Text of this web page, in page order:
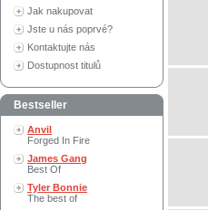
Jak nakupovat
Jste u nás poprvé?
Kontaktujte nás
Dostupnost titulů
Bestseller
Anvil
Forged In Fire
James Gang
Best Of
Tyler Bonnie
The best of